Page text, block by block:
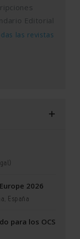
Editorial
las revistas
2026
España
para los OCS